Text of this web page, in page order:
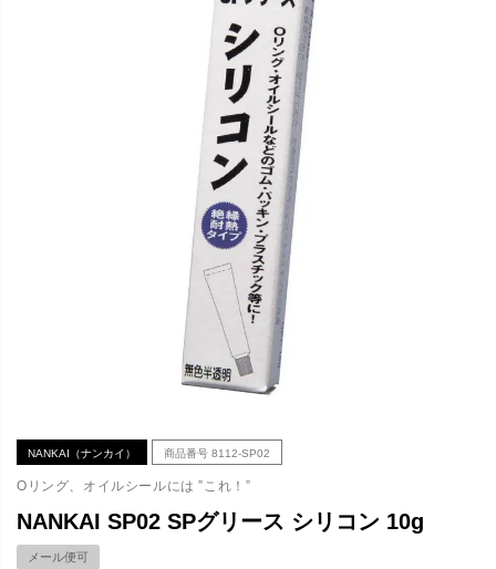
NANKAI（ナンカイ） 商品番号 8112-SP02
Oリング、オイルシールには ”これ！”
NANKAI SP02 SPグリース シリコン 10g
メール便可